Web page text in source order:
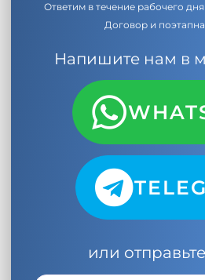
Ответим в течение рабочего
Договор и
Напишите нам в
или